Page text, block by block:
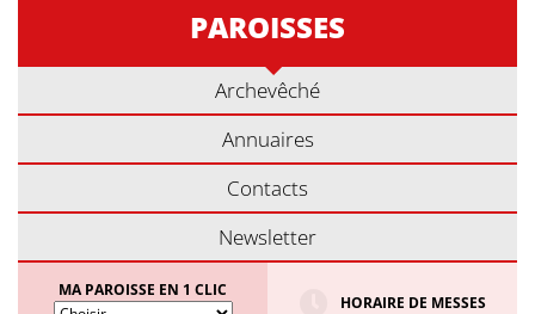
PAROISSES
Archevêché
Annuaires
Contacts
Newsletter
MA PAROISSE EN 1 CLIC
HORAIRE DE MESSES